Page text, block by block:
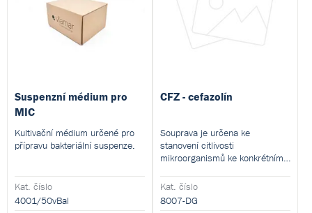
Suspenzní médium pro
MIC
Kultivační médium určené pro
přípravu bakteriální suspenze.
Kat. číslo
4001/50vBal
CFZ - cefazolín
Souprava je určena ke
stanovení citlivosti
mikroorganismů ke konkrétnímu
metodou.
Kat. číslo
8007-DG